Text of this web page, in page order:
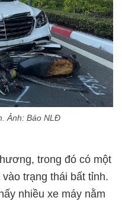
Ảnh: Báo NLĐ
trong đó có một
trạng thái bất tỉnh.
nhiều xe máy nằm